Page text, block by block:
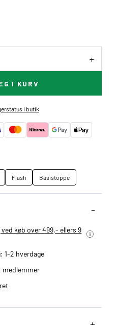
I KURV
i butik
Flash Basistoppe
køb over 499,- ellers 9
1-2 hverdage
medlemmer